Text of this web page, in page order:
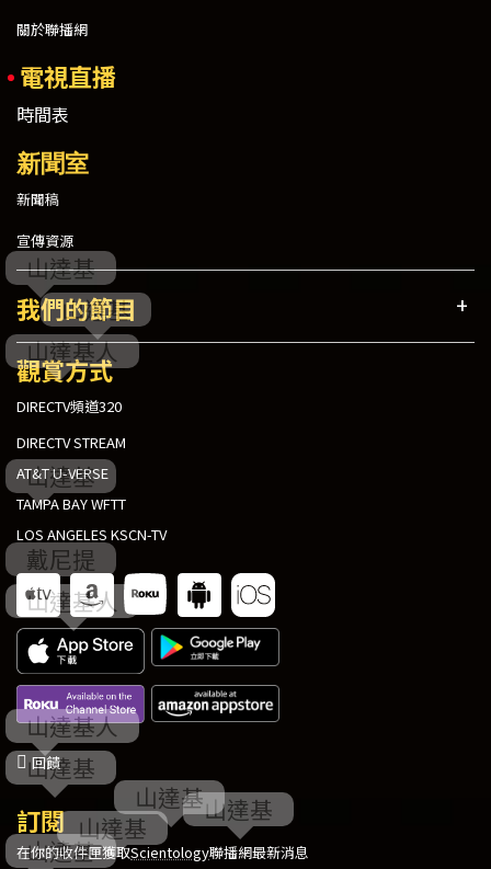
關於聯播網
電視直播
時間表
新聞室
新聞稿
宣傳資源
我們的節目
觀賞方式
DIRECTV頻道320
DIRECTV STREAM
AT&T U-VERSE
TAMPA BAY WFTT
LOS ANGELES KSCN-TV
回饋
訂閱
在你的收件匣獲取Scientology聯播網最新消息